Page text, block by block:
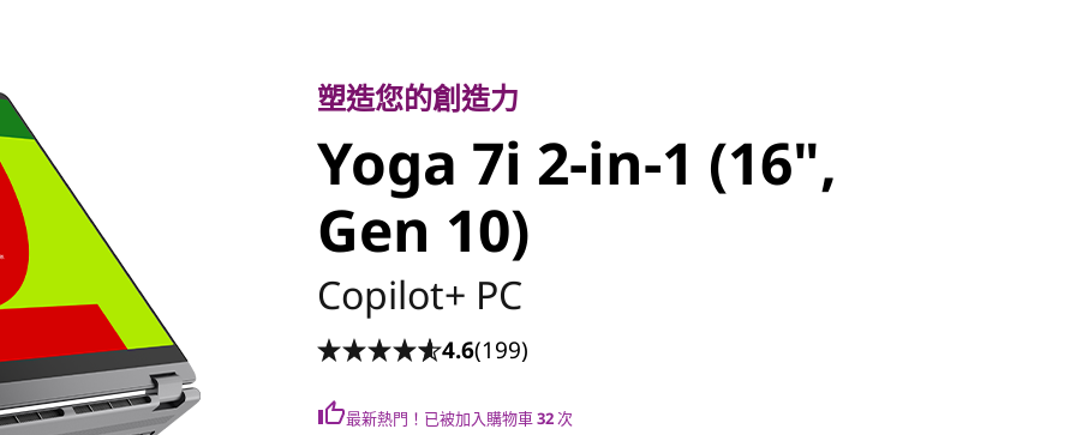
Yoga 7i 2-in-1 (16",
Gen 10)
塑造您的創造力
Yoga 7i 2-in-1 (16",
Gen 10)
Copilot+ PC
4.6(199)
最新熱門！已被加入購物車32次